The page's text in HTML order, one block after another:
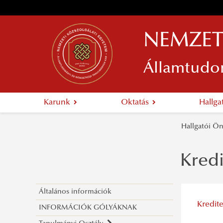
Karunk Oktatás
Hallgatói
Általános információk
INFORMÁCIÓK GÓLYÁKNAK